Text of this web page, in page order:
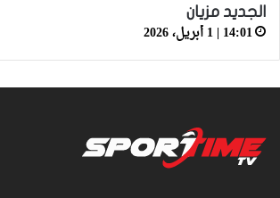
الجديد مزيان
14:01 | 1 أبريل، 2026